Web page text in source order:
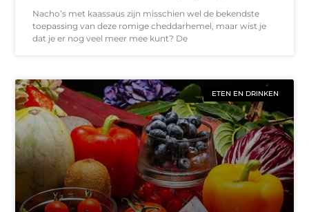
Nacho’s met kaassaus zijn misschien wel de bekendste
toepassing van deze romige cheddarhemel, maar wist je
dat je er nog veel meer mee kunt? De
ETEN EN DRINKEN